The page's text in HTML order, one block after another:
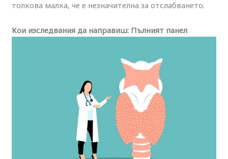
толкова малка, че е незначителна за отслабването.
Кои изследвания да направиш: Пълният панел